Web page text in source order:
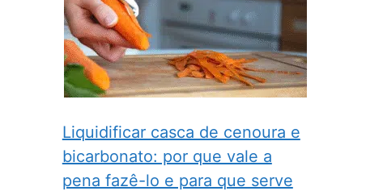
Liquidificar casca de cenoura e
bicarbonato: por que vale a
pena fazê-lo e para que serve